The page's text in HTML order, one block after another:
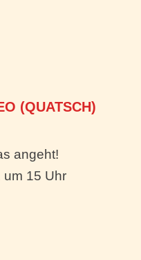
(QUATSCH)
angeht!
um 15 Uhr